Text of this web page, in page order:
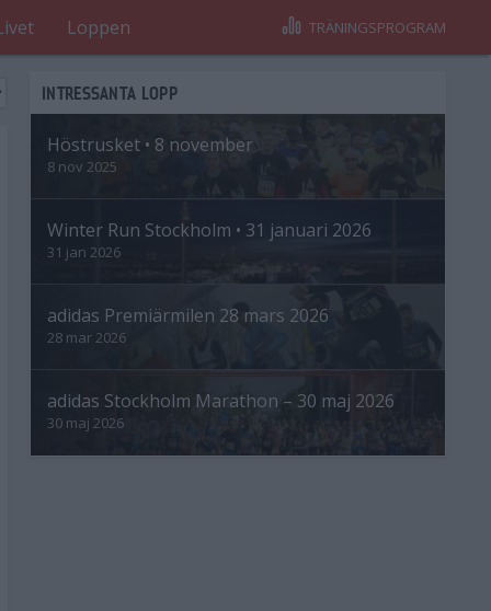
Loppen TRÄNINGSPROGRAM
INTRESSANTA LOPP
Höstrusket • 8 november
8 nov 2025
Winter Run Stockholm • 31 januari 2026
31 jan 2026
adidas Premiärmilen 28 mars 2026
28 mar 2026
adidas Stockholm Marathon – 30 maj 2026
30 maj 2026